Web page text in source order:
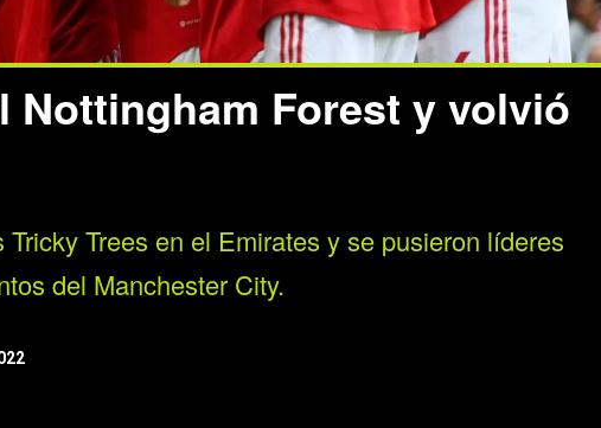
Nottingham Forest y volvió
Trees en el Emirates y se pusieron líderes
del Manchester City.